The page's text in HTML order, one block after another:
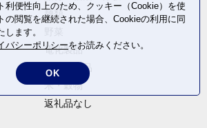
麺類
電化製品
卵・乳製品
米・穀物
返礼品なし
利便性向上のため、クッキー（Cookie）を使
の閲覧を継続された場合、Cookieの利用に同
ます。
バシーポリシーをお読みください。
OK